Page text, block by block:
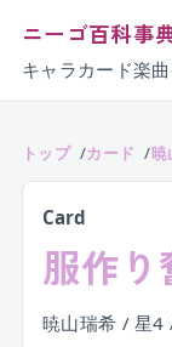
ニーゴ百科事
キャラ カード楽曲
トップ カード 暁
Card
服作り
暁山瑞希 / 星4